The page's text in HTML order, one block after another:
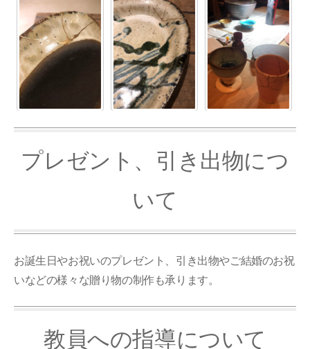
プレゼント、引き出物につ
いて
お誕生日やお祝いのプレゼント、引き出物やご結婚のお祝
いなどの様々な贈り物の制作も承ります。
教員への指導について